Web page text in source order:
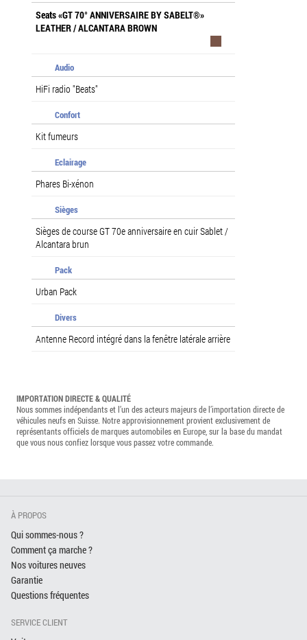
Seats «GT 70° ANNIVERSAIRE BY SABELT®»
LEATHER / ALCANTARA BROWN
Audio
HiFi radio "Beats"
Confort
Kit fumeurs
Eclairage
Phares Bi-xénon
Sièges
Sièges de course GT 70e anniversaire en cuir Sablet /
Alcantara brun
Pack
Urban Pack
Divers
Antenne Record intégré dans la fenêtre latérale arrière
IMPORTATION DIRECTE & QUALITÉ
Nous sommes indépendants et l’un des acteurs majeurs de l’importation directe de
véhicules neufs en Suisse. Notre approvisionnement provient exclusivement de
représentants officiels de marques automobiles en Europe, sur la base du mandat
que vous nous confiez lorsque vous passez votre commande.
À PROPOS
Qui sommes-nous ?
Comment ça marche ?
Nos voitures neuves
Garantie
Questions fréquentes
SERVICE CLIENT